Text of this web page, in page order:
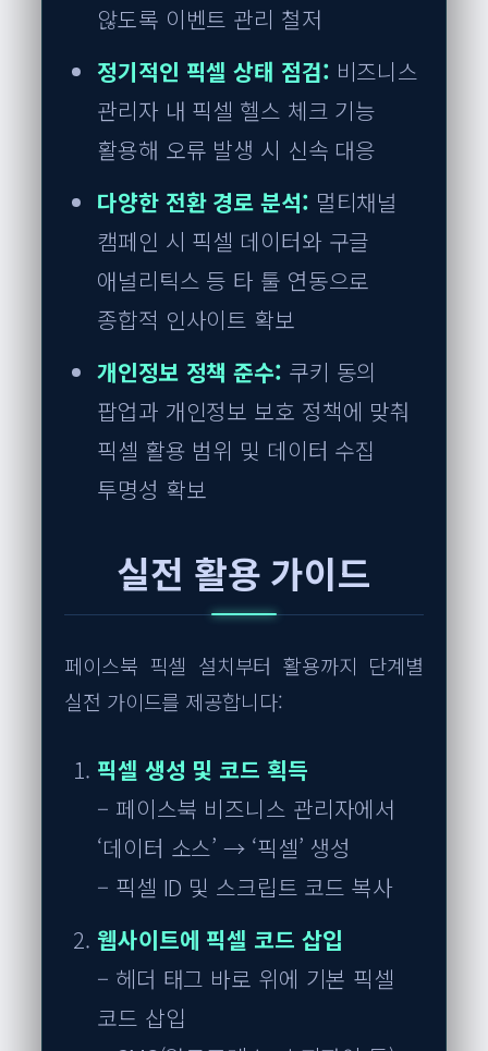
않도록 이벤트 관리 철저
정기적인 픽셀 상태 점검: 비즈니스
관리자 내 픽셀 헬스 체크 기능
활용해 오류 발생 시 신속 대응
다양한 전환 경로 분석: 멀티채널
캠페인 시 픽셀 데이터와 구글
애널리틱스 등 타 툴 연동으로
종합적 인사이트 확보
개인정보 정책 준수: 쿠키 동의
팝업과 개인정보 보호 정책에 맞춰
픽셀 활용 범위 및 데이터 수집
투명성 확보
실전 활용 가이드
페이스북 픽셀 설치부터 활용까지 단계별
실전 가이드를 제공합니다:
픽셀 생성 및 코드 획득
– 페이스북 비즈니스 관리자에서
‘데이터 소스’ → ‘픽셀’ 생성
– 픽셀 ID 및 스크립트 코드 복사
웹사이트에 픽셀 코드 삽입
– 헤더 태그 바로 위에 기본 픽셀
코드 삽입